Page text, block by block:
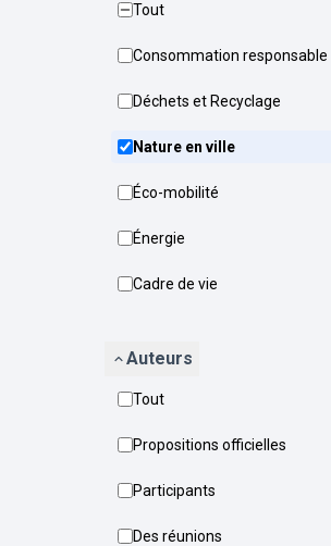
Tout
Consommation responsable
Déchets et Recyclage
Nature en ville
Éco-mobilité
Énergie
Cadre de vie
Auteurs
Tout
Propositions officielles
Participants
Des réunions